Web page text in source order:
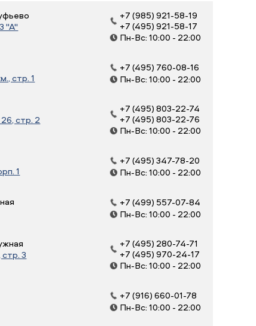
"А"
+7 (985) 921-58-19
+7 (495) 921-58-17
Пн-Вс: 10:00 - 22:00
стр. 1
+7 (495) 760-08-16
Пн-Вс: 10:00 - 22:00
стр. 2
+7 (495) 803-22-74
+7 (495) 803-22-76
Пн-Вс: 10:00 - 22:00
1
+7 (495) 347-78-20
Пн-Вс: 10:00 - 22:00
+7 (499) 557-07-84
Пн-Вс: 10:00 - 22:00
3
+7 (495) 280-74-71
+7 (495) 970-24-17
Пн-Вс: 10:00 - 22:00
+7 (916) 660-01-78
Пн-Вс: 10:00 - 22:00